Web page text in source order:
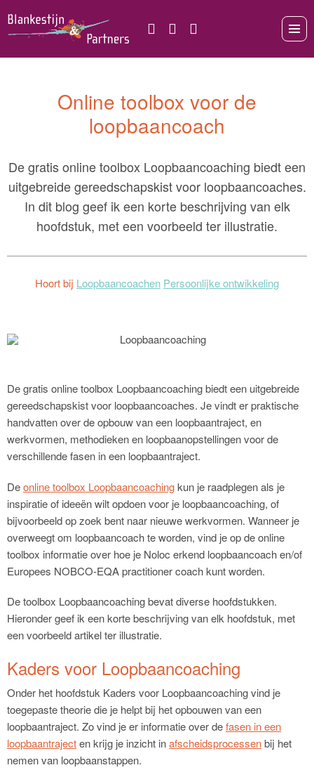
Online toolbox voor de
loopbaancoach
De gratis online toolbox Loopbaancoaching biedt een
uitgebreide gereedschapskist voor loopbaancoaches.
In dit blog geef ik een korte beschrijving van elk
hoofdstuk, met een voorbeeld ter illustratie.
Hoort bij Loopbaancoachen Persoonlijke ontwikkeling
De gratis online toolbox Loopbaancoaching biedt een uitgebreide
gereedschapskist voor loopbaancoaches. Je vindt er praktische
handvatten over de opbouw van een loopbaantraject, en
werkvormen, methodieken en loopbaanopstellingen voor de
verschillende fasen in een loopbaantraject.
Deonline toolbox Loopbaancoachingkun je raadplegen als je
inspiratie of ideeën wilt opdoen voor je loopbaancoaching, of
bijvoorbeeld op zoek bent naar nieuwe werkvormen. Wanneer je
overweegt om loopbaancoach te worden, vind je op de online
toolbox informatie over hoe je Noloc erkend loopbaancoach en/of
Europees NOBCO-EQA practitioner coach kunt worden.
De toolbox Loopbaancoaching bevat diverse hoofdstukken.
Hieronder geef ik een korte beschrijving van elk hoofdstuk, met
een voorbeeld artikel ter illustratie.
Kaders voor Loopbaancoaching
Onder het hoofdstuk Kaders voor Loopbaancoaching vind je
toegepaste theorie die je helpt bij het opbouwen van een
loopbaantraject. Zo vind je er informatie over defasen in een
loopbaantrajecten krijg je inzicht inafscheidsprocessenbij het
nemen van loopbaanstappen.